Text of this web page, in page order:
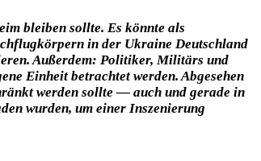
bleiben sollte. Es könnte als
in der Ukraine Deutschland
Außerdem: Politiker, Militärs und
Einheit betrachtet werden. Abgesehen
werden sollte — auch und gerade in
wurden, um einer Inszenierung